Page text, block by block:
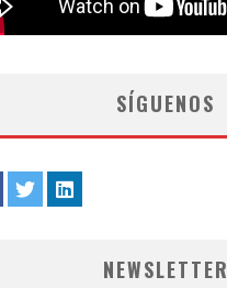
SÍGUENOS
NEWSLETTER